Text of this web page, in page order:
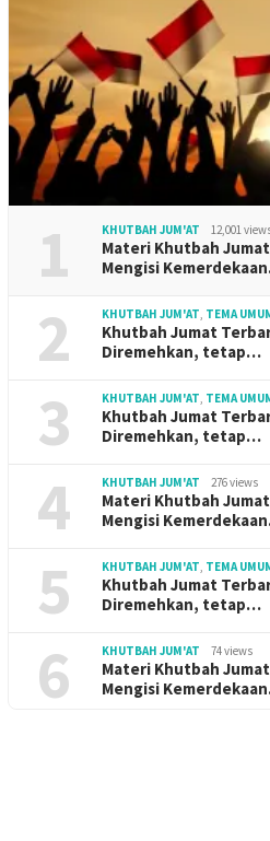
1 KHUTBAH JUM'AT 12,001
Materi Khutbah
Mengisi
2 KHUTBAH JUM'AT, TEMA
Khutbah Jumat
Diremehkan, tetap…
3 KHUTBAH JUM'AT, TEMA
Khutbah Jumat
Diremehkan, tetap…
4 KHUTBAH JUM'AT 276 views
Materi Khutbah
Mengisi
5 KHUTBAH JUM'AT, TEMA
Khutbah Jumat
Diremehkan, tetap…
6 KHUTBAH JUM'AT 74 views
Materi Khutbah
Mengisi